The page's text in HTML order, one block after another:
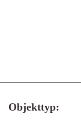
Objekttyp: